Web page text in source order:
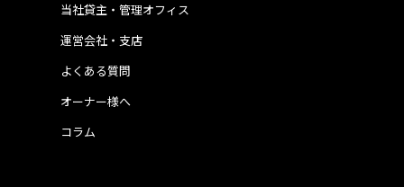
運営会社・支店
よくある質問
当社貸主・管理オフィス
オーナー様へ
コラム